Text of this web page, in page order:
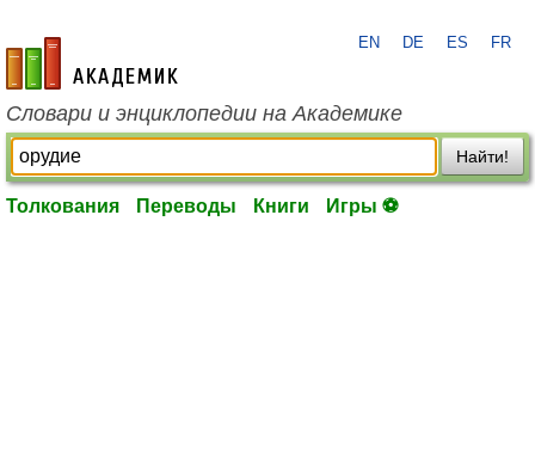
academic.ru
EN DE ES FR
Словари и энциклопедии на Академике
Найти!
Толкования Переводы Книги Игры ⚽